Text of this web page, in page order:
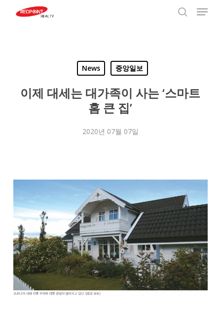
Menu
News 중앙일보
이제 대세는 대가족이 사는 ‘스마트
홈 큰 집’
2020년 07월 07일